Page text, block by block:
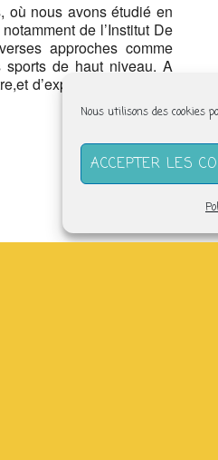
Nous utilisons des cookies
ACCEPTER LES
où nous avons étudié en
de l’Institut De
approches comme
sports de haut niveau. A
d’explorer encore, car